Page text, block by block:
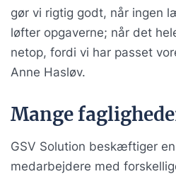
gør vi rigtig godt, når ingen
løfter opgaverne; når det
netop, fordi vi har passet
Anne Hasløv.
Mange
GSV Solution beskæftiger
medarbejdere med